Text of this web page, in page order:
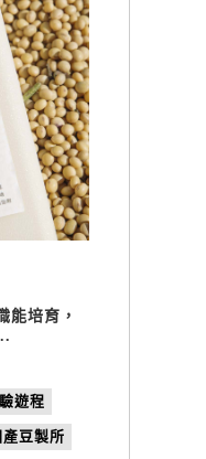
能培育，
遊程
豆製所